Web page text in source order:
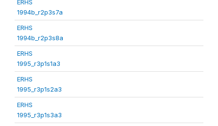
ERHS
1994b_r2p3s7a
ERHS
1994b_r2p3s8a
ERHS
1995_r3p1s1a3
ERHS
1995_r3p1s2a3
ERHS
1995_r3p1s3a3